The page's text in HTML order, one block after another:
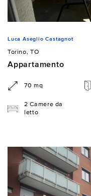
Luca Aseglio Castagnot
Torino, TO
Appartamento
70 mq
2 Camere da
letto